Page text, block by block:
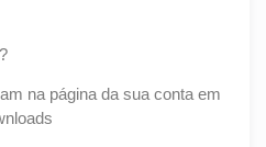
na página da sua conta em